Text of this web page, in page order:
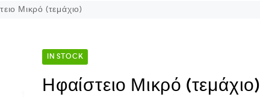
Μικρό (τεμάχιο)
IN STOCK
Ηφαίστειο Μικρό (τεμάχιο)